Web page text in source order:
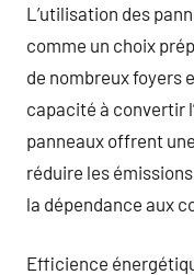
L’utilisation des
comme un choix
de nombreux foyers
capacité à convertir
panneaux offrent
réduire les
la dépendance aux
Efficience